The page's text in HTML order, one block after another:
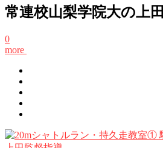
常連校山梨学院大の上
0
more